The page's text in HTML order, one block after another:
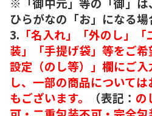
ひらがなの「お」になる場
3. 「名入れ」「外のし」
装」「手提げ袋」等をご
設定（のし等）」欄にご
し、一部の商品について
もございます。
（表記： の